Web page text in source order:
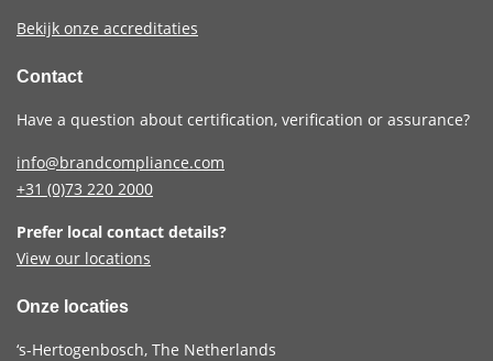
Bekijk onze accreditaties
Contact
Have a question about certification, verification or assurance?
info@brandcompliance.com
+31 (0)73 220 2000
Prefer local contact details?
View our locations
Onze locaties
‘s-Hertogenbosch, The Netherlands